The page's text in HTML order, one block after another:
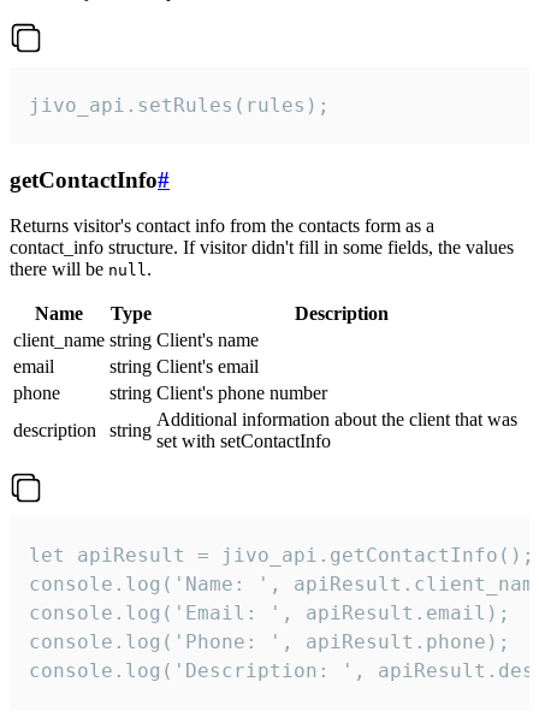
jivo_api.setRules(rules);
getContactInfo#
Returns visitor's contact info from the contacts form as a
contact_info structure. If visitor didn't fill in some fields, the values
there will be null.
Name Type
Description
client_name string Client's name
email
string Client's email
phone
string Client's phone number
description
string
Additional information about the client that was
set with setContactInfo
let apiResult = jivo_api.getContactInfo();
console.log('Name: ',
console.log('Email: ', apiResult.email);
console.log('Phone: ', apiResult.phone);
console.log('Description: ',